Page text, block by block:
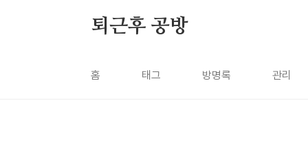
퇴근후 공방
홈 태그 방명록 관리